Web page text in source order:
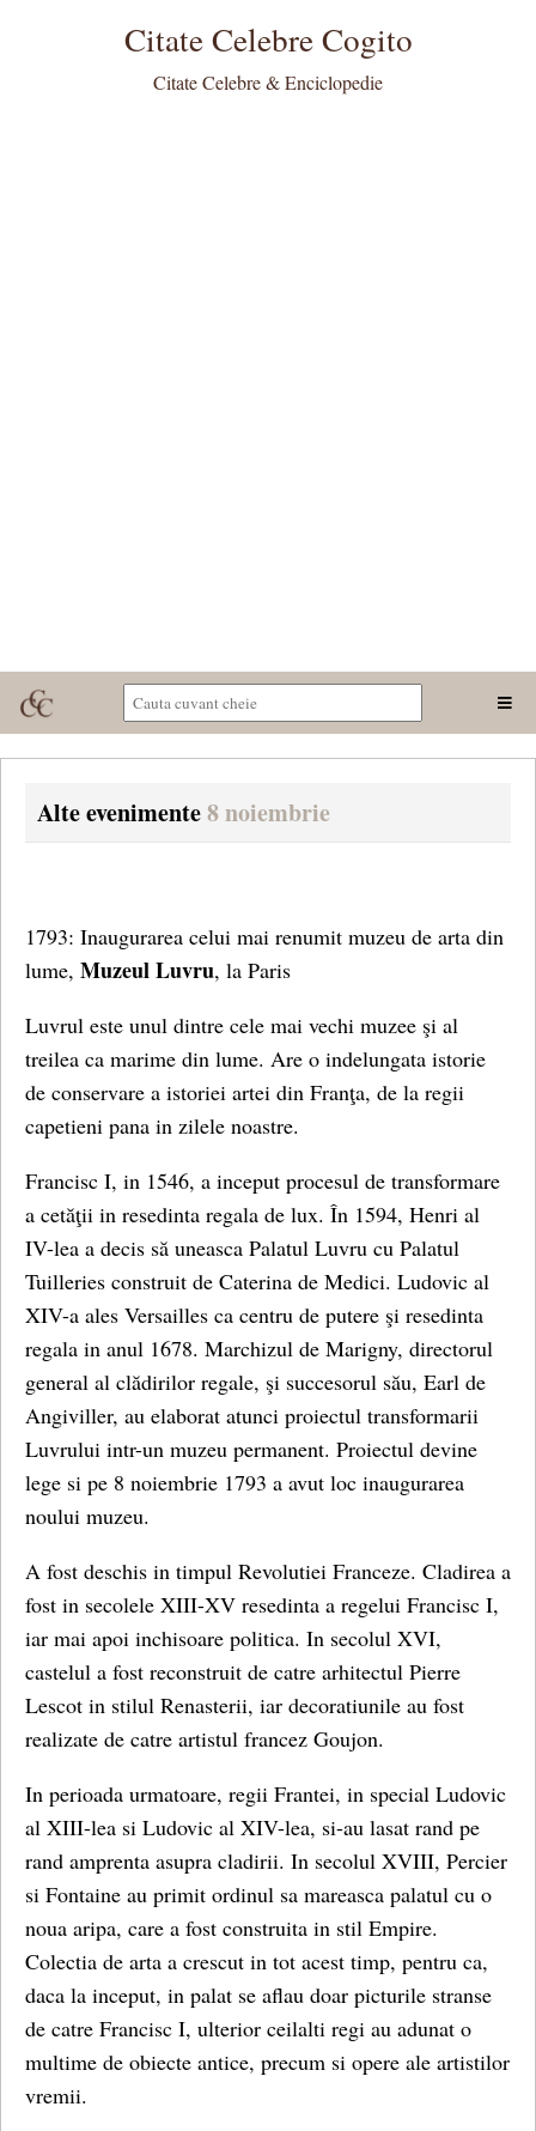
Citate Celebre Cogito
Citate Celebre & Enciclopedie
Alte evenimente8 noiembrie
1793: Inaugurarea celui mai renumit muzeu de arta din
lume, Muzeul Luvru, la Paris
Luvrul este unul dintre cele mai vechi muzee şi al
treilea ca marime din lume. Are o indelungata istorie
de conservare a istoriei artei din Franţa, de la regii
capetieni pana in zilele noastre.
Francisc I, in 1546, a inceput procesul de transformare
a cetăţii in resedinta regala de lux. În 1594, Henri al
IV-lea a decis să uneasca Palatul Luvru cu Palatul
Tuilleries construit de Caterina de Medici. Ludovic al
XIV-a ales Versailles ca centru de putere şi resedinta
regala in anul 1678. Marchizul de Marigny, directorul
general al clădirilor regale, şi succesorul său, Earl de
Angiviller, au elaborat atunci proiectul transformarii
Luvrului intr-un muzeu permanent. Proiectul devine
lege si pe 8 noiembrie 1793 a avut loc inaugurarea
noului muzeu.
A fost deschis in timpul Revolutiei Franceze. Cladirea a
fost in secolele XIII-XV resedinta a regelui Francisc I,
iar mai apoi inchisoare politica. In secolul XVI,
castelul a fost reconstruit de catre arhitectul Pierre
Lescot in stilul Renasterii, iar decoratiunile au fost
realizate de catre artistul francez Goujon.
In perioada urmatoare, regii Frantei, in special Ludovic
al XIII-lea si Ludovic al XIV-lea, si-au lasat rand pe
rand amprenta asupra cladirii. In secolul XVIII, Percier
si Fontaine au primit ordinul sa mareasca palatul cu o
noua aripa, care a fost construita in stil Empire.
Colectia de arta a crescut in tot acest timp, pentru ca,
daca la inceput, in palat se aflau doar picturile stranse
de catre Francisc I, ulterior ceilalti regi au adunat o
multime de obiecte antice, precum si opere ale artistilor
vremii.